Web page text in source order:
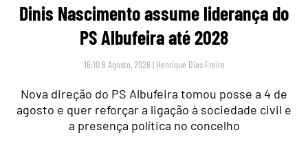
Dinis Nascimento assume liderança do
PS Albufeira até 2028
16:10 8 Agosto, 2026 | Henrique Dias Freire
Nova direção do PS Albufeira tomou posse a 4 de
agosto e quer reforçar a ligação à sociedade civil e
a presença política no concelho